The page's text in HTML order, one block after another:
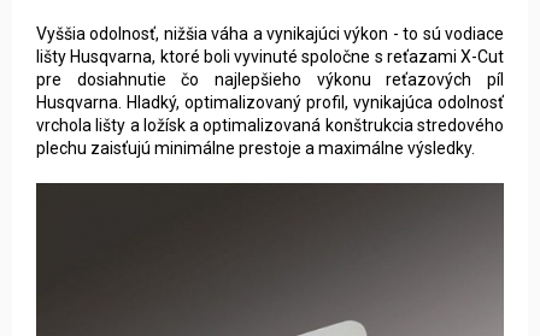
Vyššia odolnosť, nižšia váha a vynikajúci výkon - to sú vodiace
lišty Husqvarna, ktoré boli vyvinuté spoločne s reťazami X-Cut
pre dosiahnutie čo najlepšieho výkonu reťazových píl
Husqvarna. Hladký, optimalizovaný profil, vynikajúca odolnosť
vrchola lišty a ložísk a optimalizovaná konštrukcia stredového
plechu zaisťujú minimálne prestoje a maximálne výsledky.